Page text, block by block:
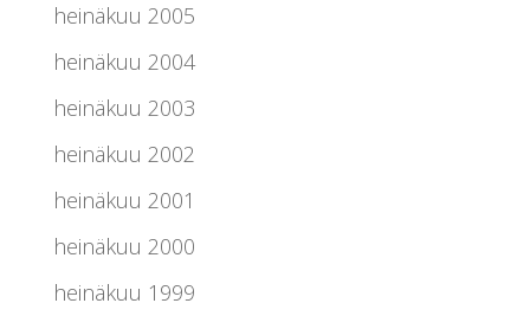
heinäkuu 2005
heinäkuu 2004
heinäkuu 2003
heinäkuu 2002
heinäkuu 2001
heinäkuu 2000
heinäkuu 1999